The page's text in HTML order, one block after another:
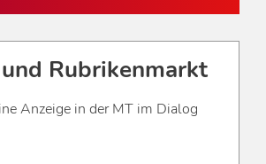
Rubrikenmarkt
Anzeige in der MT im Dialog